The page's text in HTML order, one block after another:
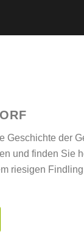
Geschichte der
und finden Sie
riesigen